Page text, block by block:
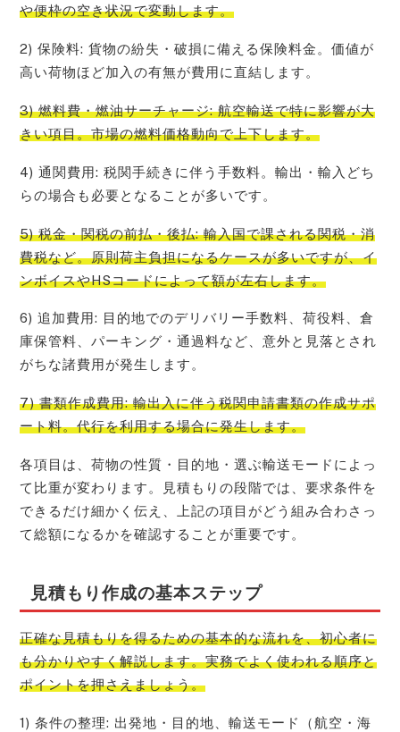
や便枠の空き状況で変動します。
2) 保険料: 貨物の紛失・破損に備える保険料金。価値が
高い荷物ほど加入の有無が費用に直結します。
3) 燃料費・燃油サーチャージ: 航空輸送で特に影響が大
きい項目。市場の燃料価格動向で上下します。
4) 通関費用: 税関手続きに伴う手数料。輸出・輸入どち
らの場合も必要となることが多いです。
5) 税金・関税の前払・後払: 輸入国で課される関税・消
費税など。原則荷主負担になるケースが多いですが、イ
ンボイスやHSコードによって額が左右します。
6) 追加費用: 目的地でのデリバリー手数料、荷役料、倉
庫保管料、パーキング・通過料など、意外と見落とされ
がちな諸費用が発生します。
7) 書類作成費用: 輸出入に伴う税関申請書類の作成サポ
ート料。代行を利用する場合に発生します。
各項目は、荷物の性質・目的地・選ぶ輸送モードによっ
て比重が変わります。見積もりの段階では、要求条件を
できるだけ細かく伝え、上記の項目がどう組み合わさっ
て総額になるかを確認することが重要です。
見積もり作成の基本ステップ
正確な見積もりを得るための基本的な流れを、初心者に
も分かりやすく解説します。実務でよく使われる順序と
ポイントを押さえましょう。
1) 条件の整理: 出発地・目的地、輸送モード（航空・海